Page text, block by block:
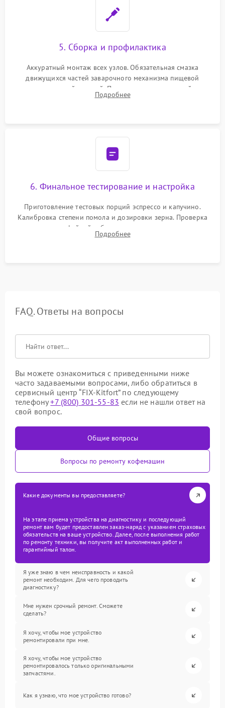
5. Сборка и профилактика
Аккуратный монтаж всех узлов. Обязательная смазка
движущихся частей заварочного механизма пищевой
силиконовой смазкой. Проведение программной
декальцинации и очистки системы от кофейных масел.
Подробнее
6. Финальное тестирование и настройка
Приготовление тестовых порций эспрессо и капучино.
Калибровка степени помола и дозировки зерна. Проверка
плотности кофейной таблетки, температуры напитка и
качества молочной пены. Контроль отсутствия посторонних
Подробнее
FAQ. Ответы на вопросы
Вы можете ознакомиться с приведенными ниже
часто задаваемыми вопросами, либо обратиться в
сервисный центр “FIX-Kitfort” по следующему
телефону+7 (800) 301-55-83 если не нашли ответ на
свой вопрос.
Общие вопросы
Вопросы по ремонту кофемашин
Какие документы вы предоставляете?
На этапе приема устройства на диагностику и последующий
ремонт вам будет предоставлен заказ-наряд с указанием страховых
обязательств на ваше устройство. Далее, после выполнения работ
по ремонту техники, вы получите акт выполненных работ и
гарантийный талон.
Я уже знаю в чем неисправность и какой
ремонт необходим. Для чего проводить
диагностику?
Мне нужен срочный ремонт. Сможете
сделать?
Я хочу, чтобы мое устройство
ремонтировали при мне.
Я хочу, чтобы мое устройство
ремонтировалось только оригинальными
запчастями.
Как я узнаю, что мое устройство готово?